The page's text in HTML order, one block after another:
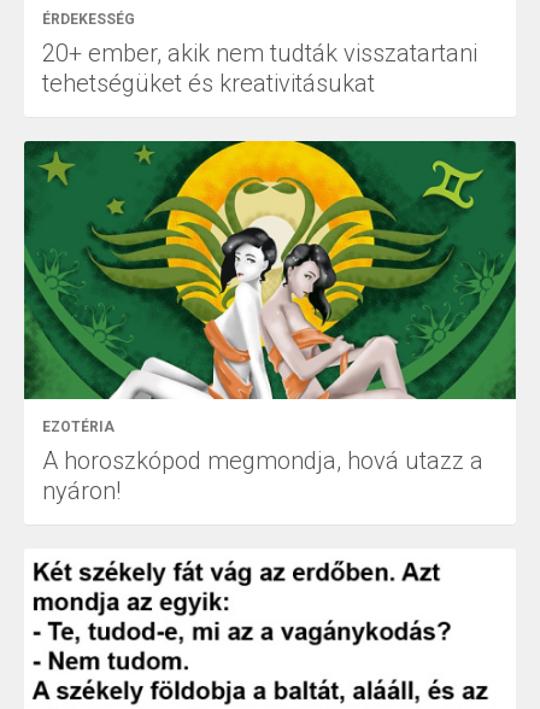
ÉRDEKESSÉG
20+ ember, akik nem tudták visszatartani
tehetségüket és kreativitásukat
EZOTÉRIA
A horoszkópod megmondja, hová utazz a
nyáron!